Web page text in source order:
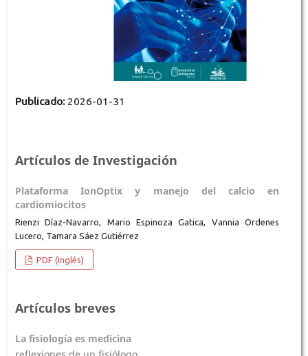
Publicado: 2026-01-31
Artículos de Investigación
Plataforma IonOptix y manejo del calcio en
cardiomiocitos
Rienzi Díaz-Navarro, Mario Espinoza Gatica, Vannia Ordenes
Lucero, Tamara Sáez Gutiérrez
PDF (Inglés)
Artículos breves
La fisiología es medicina